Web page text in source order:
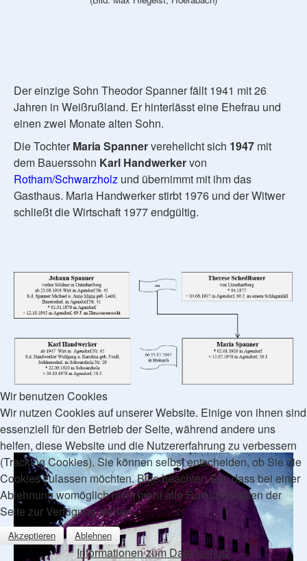
Der einzige Sohn Theodor Spanner fällt 1941 mit 26
Jahren in Weißrußland. Er hinterlässt eine Ehefrau und
einen zwei Monate alten Sohn.
Die TochterMaria Spannerverehelicht sich 1947 mit
dem Bauerssohn Karl Handwerkervon
Rotham/Schwarzholz und übernimmt mit ihm das
Gasthaus. Maria Handwerker stirbt 1976 und der Witwer
schließt die Wirtschaft 1977 endgültig.
Wir benutzen Cookies
Wir nutzen Cookies auf unserer Website. Einige von ihnen sind
essenziell für den Betrieb der Seite, während andere uns
helfen, diese Website und die Nutzererfahrung zu verbessern
(Tracking Cookies). Sie können selbst entscheiden, ob Sie die
Cookies zulassen möchten. Bitte beachten Sie, dass bei einer
Ablehnung womöglich nicht mehr alle Funktionalitäten der
Seite zur Verfügung stehen.
Akzeptieren Ablehnen
Informationen zum Datenschutz